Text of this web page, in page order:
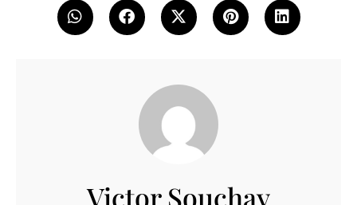
Victor Souchay